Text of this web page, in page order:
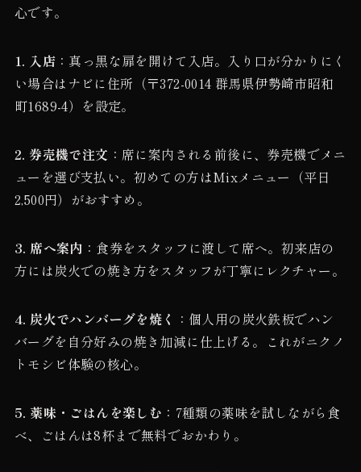
心です。
1. 入店：真っ黒な扉を開けて入店。入り口が分かりにく
い場合はナビに住所（〒372-0014 群馬県伊勢崎市昭和
町1689-4）を設定。
2. 券売機で注文 ：席に案内される前後に、券売機でメニ
ューを選び支払い。初めての方はMixメニュー（平日
2,500円）がおすすめ。
3. 席へ案内 ：食券をスタッフに渡して席へ。初来店の
方には炭火での焼き方をスタッフが丁寧にレクチャー。
4. 炭火でハンバーグを焼く ：個人用の炭火鉄板でハン
バーグを自分好みの焼き加減に仕上げる。これがニクノ
トモシビ体験の核心。
5. 薬味・ごはんを楽しむ ：7種類の薬味を試しながら食
べ、ごはんは8杯まで無料でおかわり。